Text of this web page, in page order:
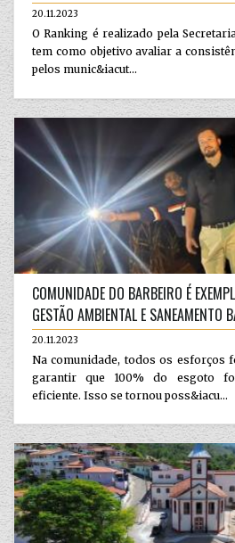
20.11.2023
O Ranking é realizado pela
tem como objetivo avaliar a
pelos munic&iacut...
COMUNIDADE DO BARBEIRO É
GESTÃO AMBIENTAL E SANEAMENTO
20.11.2023
Na comunidade, todos os esforços
garantir que 100% do esgoto
eficiente. Isso se tornou poss&iacu...